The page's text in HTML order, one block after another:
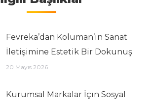
Fevreka’dan Koluman’ın Sanat
İletişimine Estetik Bir Dokunuş
20 Mayıs 2026
Kurumsal Markalar İçin Sosyal